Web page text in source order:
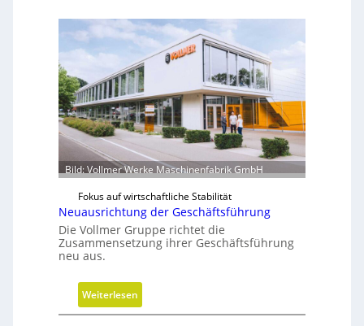
g
k
u
m
w
i
r
m
o
b
i
l
Bild: Vollmer Werke Maschinenfabrik GmbH
Fokus auf wirtschaftliche Stabilität
Neuausrichtung der Geschäftsführung
Die Vollmer Gruppe richtet die
Zusammensetzung ihrer Geschäftsführung
neu aus.
Weiterlesen
N